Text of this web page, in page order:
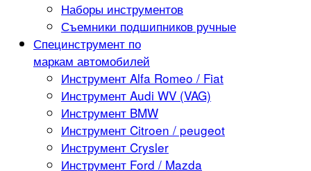
Наборы инструментов
Съемники подшипников ручные
Специнструмент по
маркам автомобилей
Инструмент Alfa Romeo / Fiat
Инструмент Audi WV (VAG)
Инструмент BMW
Инструмент Citroen / peugeot
Инструмент Crysler
Инструмент Ford / Mazda